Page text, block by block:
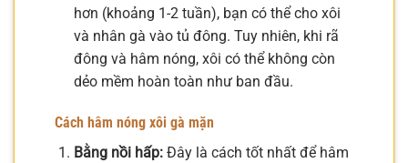
hơn (khoảng 1-2 tuần), bạn có thể cho xôi
và nhân gà vào tủ đông. Tuy nhiên, khi rã
đông và hâm nóng, xôi có thể không còn
dẻo mềm hoàn toàn như ban đầu.
Cách hâm nóng xôi gà mặn
Bằng nồi hấp:Đây là cách tốt nhất để hâm